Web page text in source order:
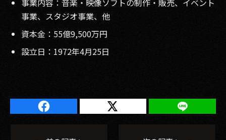
事業、スタジオ事業、他
資本金：55億9,500万円
設立日：1972年4月25日